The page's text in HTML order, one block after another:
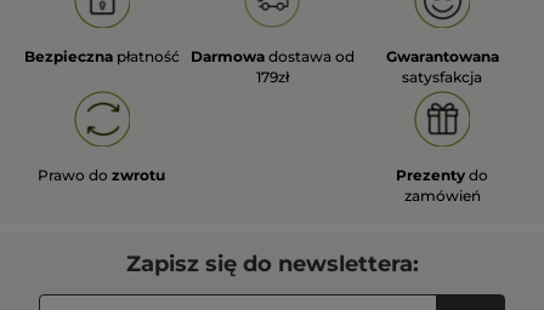
Bezpieczna płatność Darmowa dostawa od
179zł
Gwarantowana
satysfakcja
Prawo dozwrotu Prezenty do
zamówień
Zapisz się do newslettera: